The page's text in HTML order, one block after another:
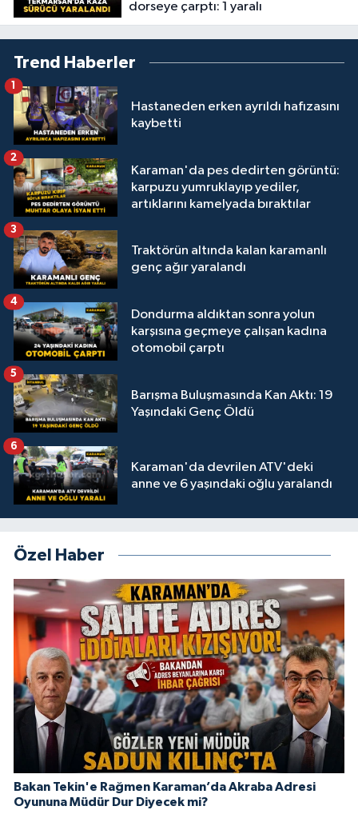
dorseye çarptı: 1 yaralı
Trend Haberler
Hastaneden erken ayrıldı hafızasını
kaybetti
1
Karaman'da pes dedirten görüntü:
karpuzu yumruklayıp yediler,
artıklarını kamelyada bıraktılar
2
Traktörün altında kalan karamanlı
genç ağır yaralandı
3
Dondurma aldıktan sonra yolun
karşısına geçmeye çalışan kadına
otomobil çarptı
4
Barışma Buluşmasında Kan Aktı: 19
Yaşındaki Genç Öldü
5
Karaman'da devrilen ATV'deki
anne ve 6 yaşındaki oğlu yaralandı
6
Özel Haber
Bakan Tekin'e Rağmen Karaman’da Akraba Adresi
Oyununa Müdür Dur Diyecek mi?